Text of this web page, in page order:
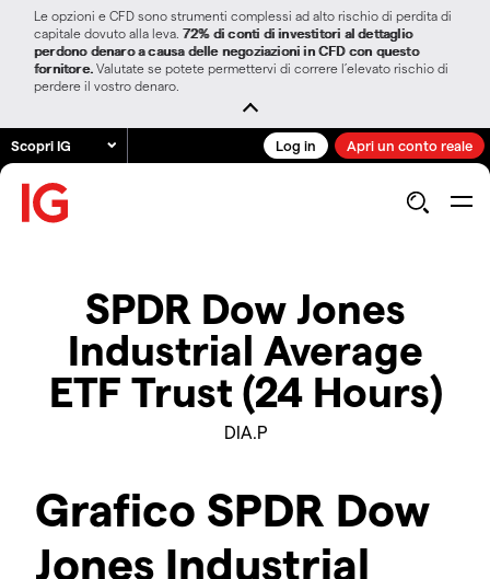
Le opzioni e CFD sono strumenti complessi ad alto rischio di perdita di
capitale dovuto alla leva. 72% di conti di investitori al dettaglio
perdono denaro a causa delle negoziazioni in CFD con questo
fornitore. Valutate se potete permettervi di correre l’elevato rischio di
perdere il vostro denaro.
Scopri IG Log in Apri un conto reale
SPDR Dow Jones
Industrial Average
ETF Trust (24 Hours)
DIA.P
Grafico SPDR Dow
Jones Industrial